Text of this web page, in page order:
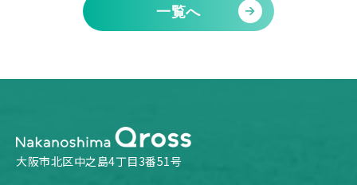
一覧へ
大阪市北区中之島4丁目3番51号